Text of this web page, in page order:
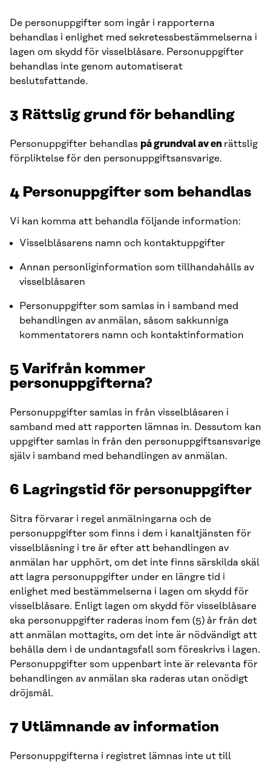
De personuppgifter som ingår i rapporterna
behandlas i enlighet med sekretessbestämmelserna i
lagen om skydd för visselblåsare. Personuppgifter
behandlas inte genom automatiserat
beslutsfattande.
3 Rättslig grund för behandling
Personuppgifter behandlas på grundval av en rättslig
förpliktelse för den personuppgiftsansvarige.
4 Personuppgifter som behandlas
Vi kan komma att behandla följande information:
Visselblåsarens namn och kontaktuppgifter
Annan personliginformation som tillhandahålls av
visselblåsaren
Personuppgifter som samlas in i samband med
behandlingen av anmälan, såsom sakkunniga
kommentatorers namn och kontaktinformation
5Varifrån kommer
personuppgifterna?
Personuppgifter samlas in från visselblåsaren i
samband med att rapporten lämnas in. Dessutom kan
uppgifter samlas in från den personuppgiftsansvarige
själv i samband med behandlingen av anmälan.
6 Lagringstid för personuppgifter
Sitra förvarar i regel anmälningarna och de
personuppgifter som finns i dem i kanaltjänsten för
visselblåsning i tre år efter att behandlingen av
anmälan har upphört, om det inte finns särskilda skäl
att lagra personuppgifter under en längre tid i
enlighet med bestämmelserna i lagen om skydd för
visselblåsare. Enligt lagen om skydd för visselblåsare
ska personuppgifter raderas inom fem (5) år från det
att anmälan mottagits, om det inte är nödvändigt att
behålla dem i de undantagsfall som föreskrivs i lagen.
Personuppgifter som uppenbart inte är relevanta för
behandlingen av anmälan ska raderas utan onödigt
dröjsmål.
7 Utlämnande av information
Personuppgifterna i registret lämnas inte ut till